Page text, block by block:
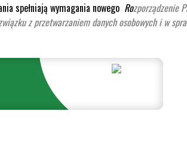
spełniają wymagania nowego Rozporządzenie
z przetwarzaniem danych osobowych i w